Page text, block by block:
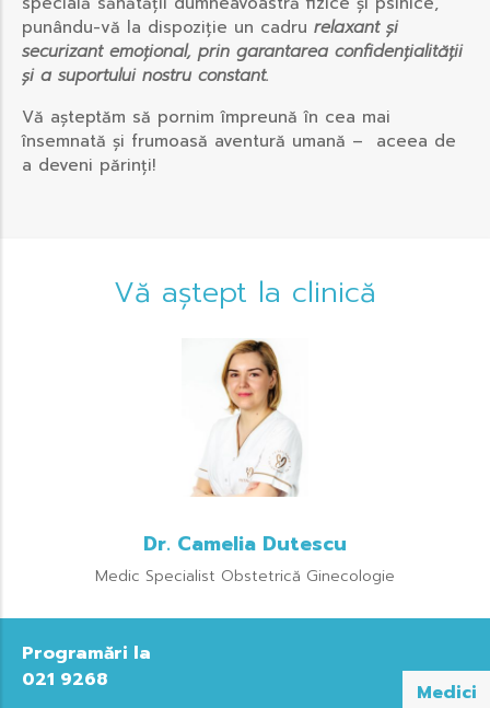
punându-vă la dispoziție un cadru relaxant și
securizant emoțional, prin garantarea confidențialității
și a suportului nostru constant.
Vă așteptăm să pornim împreună în cea mai
însemnată și frumoasă aventură umană – aceea de
a deveni părinți!
Vă aștept la clinică
Dr. Camelia Dutescu
Medic Specialist Obstetrică Ginecologie
Programări la
021 9268
Medici